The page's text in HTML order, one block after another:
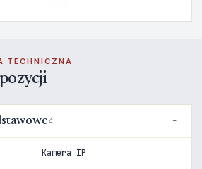
TECHNICZNA
4
Kamera IP